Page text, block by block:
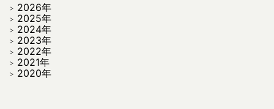
2026年
2025年
2024年
2023年
2022年
2021年
2020年